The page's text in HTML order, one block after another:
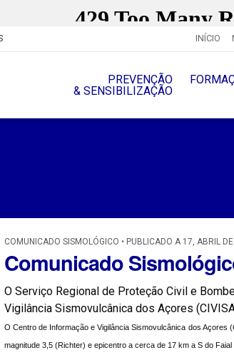
INÍCIO
PREVENÇÃO
& SENSIBILIZAÇÃO
COMUNICADO SISMOLÓGICO • PUBLICADO A 17, ABRIL
Comunicado
O Serviço Regional de Proteção Civil e
Vigilância Sismovulcânica dos Açores
O Centro de Informação e Vigilância Sismovulcânica dos
magnitude 3,5 (Richter) e epicentro a cerca de 17 km a S do